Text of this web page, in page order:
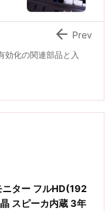
効化の関連部品と入
 Prev
ター フルHD(192
スピーカ内蔵 3年